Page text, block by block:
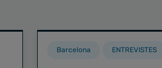
Barcelona ENTREVISTES